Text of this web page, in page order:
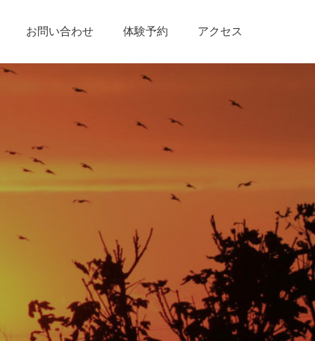
お問い合わせ 体験予約 アクセス